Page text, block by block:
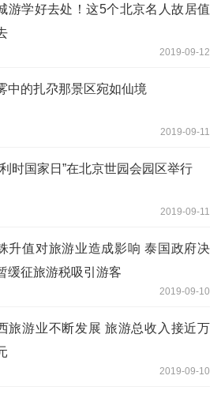
游学好去处！这5个北京名人故居值
2019-09-12
中的扎尕那景区宛如仙境
2019-09-11
时国家日”在北京世园会园区举行
2019-09-11
升值对旅游业造成影响 泰国政府决
缓征旅游税吸引游客
2019-09-10
旅游业不断发展 旅游总收入接近万
2019-09-10